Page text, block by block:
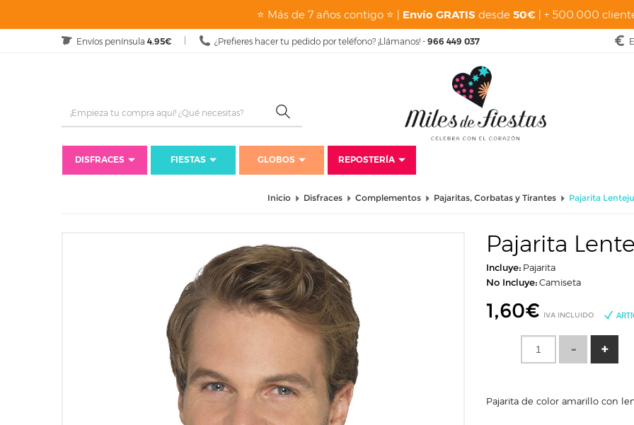
⭐ Más de 7 años contigo ⭐ | Envío GRATIS desde 50€ | + 500.000
Envíos península 4.95€ ¿Prefieres hacer tu pedido por teléfono? ¡Llámanos! - 966 449 037
DISFRACES FIESTAS GLOBOS REPOSTERÍA
Inicio Disfraces Complementos Pajaritas, Corbatas y Tirantes Pajarita
Pajarita
Incluye: Pajarita
No Incluye:Camiseta
1,60€ IVA INCLUIDO
Pajarita de color amarillo con